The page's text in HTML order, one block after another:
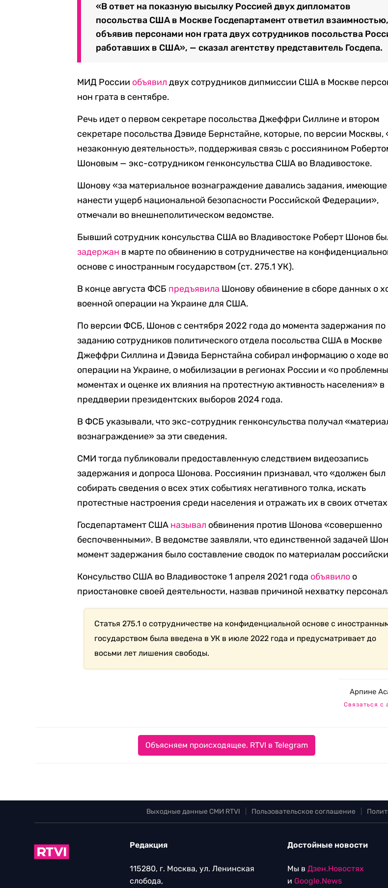
«В ответ на показную высылку Россией двух дипломатов
посольства США в Москве Госдепартамент ответил взаимностью,
объявив персонами нон грата двух сотрудников посольства
работавших в США», — сказал агентству представитель Госдепа.
МИД России объявил двух сотрудников дипмиссии США в Москве
нон грата в сентябре.
Речь идет о первом секретаре посольства Джеффри Силлине и втором
секретаре посольства Дэвиде Бернстайне, которые, по версии Москвы,
незаконную деятельность», поддерживая связь с россиянином
Шоновым — экс-сотрудником генконсульства США во Владивостоке.
Шонову «за материальное вознаграждение давались задания,
нанести ущерб национальной безопасности Российской Федерации»,
отмечали во внешнеполитическом ведомстве.
Бывший сотрудник консульства США во Владивостоке Роберт Шонов
задержан в марте по обвинению в сотрудничестве на
основе с иностранным государством (ст. 275.1 УК).
В конце августа ФСБ предъявила Шонову обвинение в сборе данных о
военной операции на Украине для США.
По версии ФСБ, Шонов с сентября 2022 года до момента задержания по
заданию сотрудников политического отдела посольства США в Москве
Джеффри Силлина и Дэвида Бернстайна собирал информацию о ходе
операции на Украине, о мобилизации в регионах России и «о
моментах и оценке их влияния на протестную активность населения» в
преддверии президентских выборов 2024 года.
В ФСБ указывали, что экс-сотрудник генконсульства получал
вознаграждение» за эти сведения.
СМИ тогда публиковали предоставленную следствием видеозапись
задержания и допроса Шонова. Россиянин признавал, что «должен был
собирать сведения о всех этих событиях негативного толка, искать
протестные настроения среди населения и отражать их в своих
Госдепартамент США называл обвинения против Шонова «совершенно
беспочвенными». В ведомстве заявляли, что единственной задачей
момент задержания было составление сводок по материалам
Консульство США во Владивостоке 1 апреля 2021 года объявило о
приостановке своей деятельности, назвав причиной нехватку
Статья 275.1 о сотрудничестве на конфиденциальной основе с
государством была введена в УК в июле 2022 года и предусматривает до
восьми лет лишения свободы.
Арпине
Связаться с
Объясняем происходящее. RTVI в Telegram
Выходные данные СМИ RTVI Пользовательское соглашение
Редакция
115280, г. Москва, ул. Ленинская
слобода,
Достойные новости
Мы в Дзен.Новостях
и Google.News